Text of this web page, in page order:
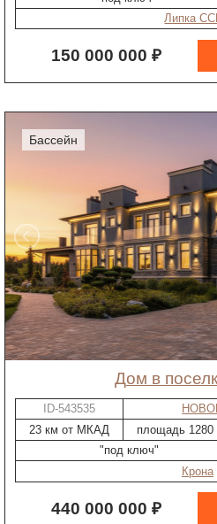
Липка
150 000 000 ₽
бассейн
дом в
ID-543535
23 км от МКАД
площадь 1280
"под ключ"
Крона
440 000 000 ₽